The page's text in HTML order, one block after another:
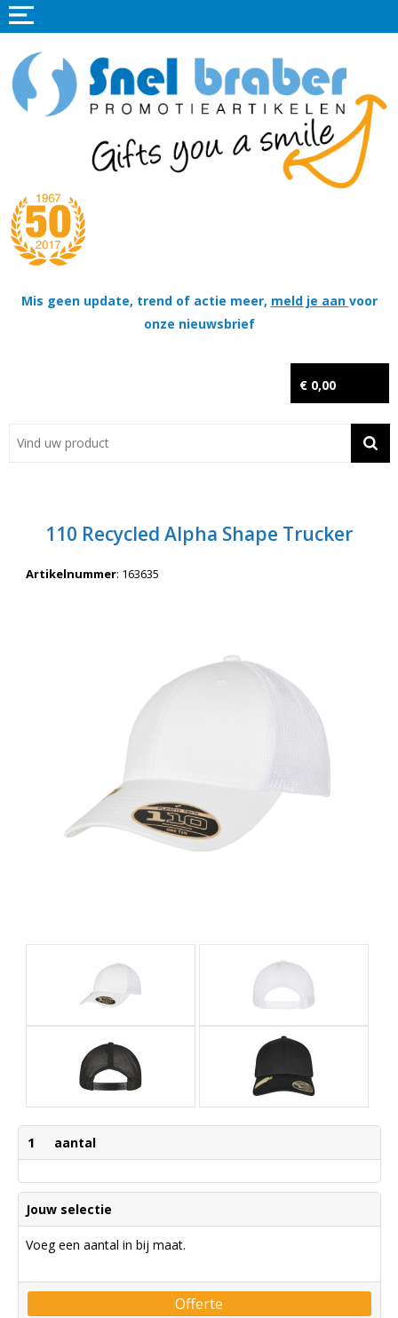
Mis geen update, trend of actie meer, meld je aan voor
onze nieuwsbrief
€ 0,00
Home
Promotieartikelen
Tassen
Thema's
Contact
Wil je snel een advies? Bel nu 053-7920045 of 06-55731304
110 Recycled Alpha Shape Trucker
Artikelnummer: 163635
1 aantal
Jouw selectie
Voeg een aantal in bij maat.
Offerte